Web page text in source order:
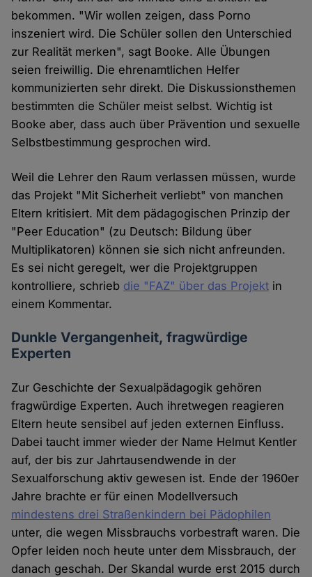
bekommen. "Wir wollen zeigen, dass Porno
inszeniert wird. Die Schüler sollen den Unterschied
zur Realität merken", sagt Booke. Alle Übungen
seien freiwillig. Die ehrenamtlichen Helfer
kommunizierten sehr direkt. Die Diskussionsthemen
bestimmten die Schüler meist selbst. Wichtig ist
Booke aber, dass auch über Prävention und sexuelle
Selbstbestimmung gesprochen wird.
Weil die Lehrer den Raum verlassen müssen, wurde
das Projekt "Mit Sicherheit verliebt" von manchen
Eltern kritisiert. Mit dem pädagogischen Prinzip der
"Peer Education" (zu Deutsch: Bildung über
Multiplikatoren) können sie sich nicht anfreunden.
Es sei nicht geregelt, wer die Projektgruppen
kontrolliere, schrieb die "FAZ" über das Projekt in
einem Kommentar.
Dunkle Vergangenheit, fragwürdige
Experten
Zur Geschichte der Sexualpädagogik gehören
fragwürdige Experten. Auch ihretwegen reagieren
Eltern heute sensibel auf jeden externen Einfluss.
Dabei taucht immer wieder der Name Helmut Kentler
auf, der bis zur Jahrtausendwende in der
Sexualforschung aktiv gewesen ist. Ende der 1960er
Jahre brachte er für einen Modellversuch
mindestens drei Straßenkindern bei Pädophilen
unter, die wegen Missbrauchs vorbestraft waren. Die
Opfer leiden noch heute unter dem Missbrauch, der
danach geschah. Der Skandal wurde erst 2015 durch